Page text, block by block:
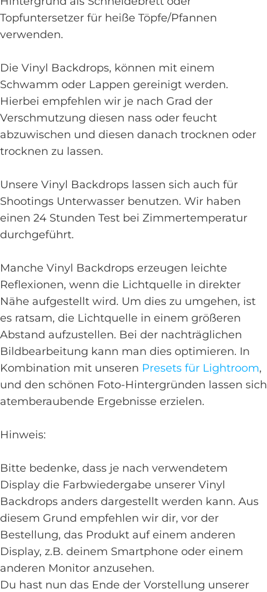
Topfuntersetzer für heiße Töpfe/Pfannen
verwenden.
Die Vinyl Backdrops, können mit einem
Schwamm oder Lappen gereinigt werden.
Hierbei empfehlen wir je nach Grad der
Verschmutzung diesen nass oder feucht
abzuwischen und diesen danach trocknen oder
trocknen zu lassen.
Unsere Vinyl Backdrops lassen sich auch für
Shootings Unterwasser benutzen. Wir haben
einen 24 Stunden Test bei Zimmertemperatur
durchgeführt.
Manche Vinyl Backdrops erzeugen leichte
Reflexionen, wenn die Lichtquelle in direkter
Nähe aufgestellt wird. Um dies zu umgehen, ist
es ratsam, die Lichtquelle in einem größeren
Abstand aufzustellen. Bei der nachträglichen
Bildbearbeitung kann man dies optimieren. In
Kombination mit unseren Presets für Lightroom,
und den schönen Foto-Hintergründen lassen sich
atemberaubende Ergebnisse erzielen.
Hinweis:
Bitte bedenke, dass je nach verwendetem
Display die Farbwiedergabe unserer Vinyl
Backdrops anders dargestellt werden kann. Aus
diesem Grund empfehlen wir dir, vor der
Bestellung, das Produkt auf einem anderen
Display, z.B. deinem Smartphone oder einem
anderen Monitor anzusehen.
Du hast nun das Ende der Vorstellung unserer